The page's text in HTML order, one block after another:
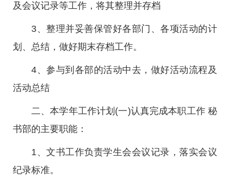
及会议记录等工作，将其整理并存档
3、整理并妥善保管好各部门、各项活动的计
划、总结，做好期末存档工作。
4、参与到各部的活动中去，做好活动流程及
活动总结
二、本学年工作计划(一)认真完成本职工作 秘
书部的主要职能：
1、文书工作负责学生会会议记录，落实会议
纪录标准。